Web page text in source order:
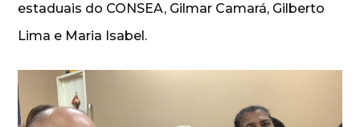
estaduais do CONSEA, Gilmar Camará, Gilberto
Lima e Maria Isabel.